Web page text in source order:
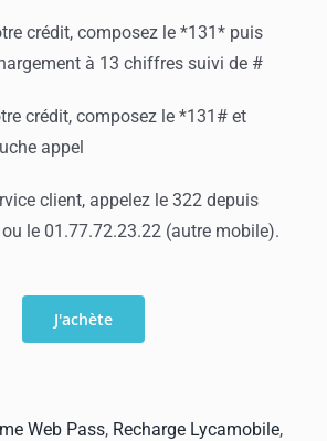
crédit, composez le *131* puis
à 13 chiffres suivi de #
crédit, composez le *131# et
appel
client, appelez le 322 depuis
le 01.77.72.23.22 (autre mobile).
J'achète
Web Pass, Recharge Lycamobile,